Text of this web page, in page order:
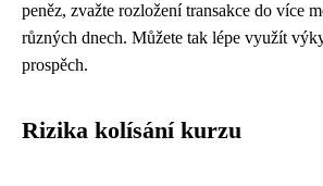
peněz, zvažte rozložení transakce do více
různých dnech. Můžete tak lépe využít
prospěch.
Rizika kolísání kurzu